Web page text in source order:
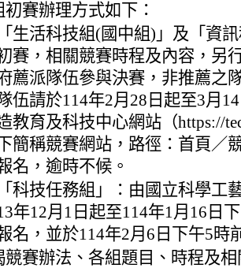
初賽辦理方式如下：
「生活科技組(國中組)」及「資
賽，相關競賽時程及內容，另
薦派隊伍參與決賽，非推薦之
隊伍請於114年2月28日起至3月
教育及科技中心網站（https://
簡稱競賽網站，路徑：首頁／
名，逾時不候。
「科技任務組」：由國立科學工
年12月1日起至114年1月16日
名，並於114年2月6日下午5時
競賽辦法、各組題目、時程及